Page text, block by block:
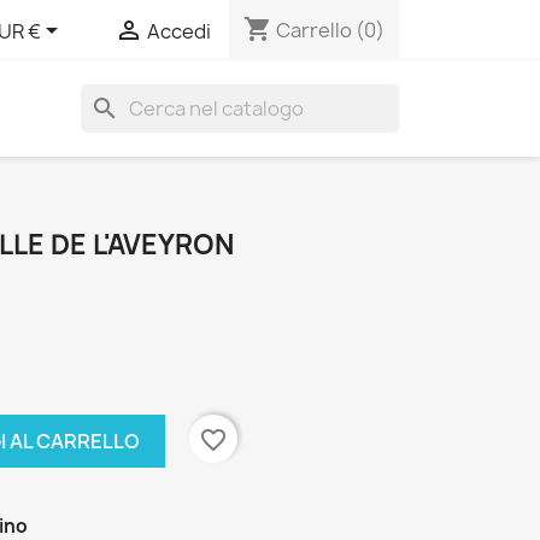
€  Accedi shopping_cart Carrello (0)
search
DE L'AVEYRON
AL CARRELLO favorite_border